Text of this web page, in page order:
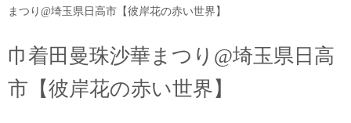
まつり@埼玉県日高市【彼岸花の赤い世界】
巾着田曼珠沙華まつり@埼玉県日高
市【彼岸花の赤い世界】